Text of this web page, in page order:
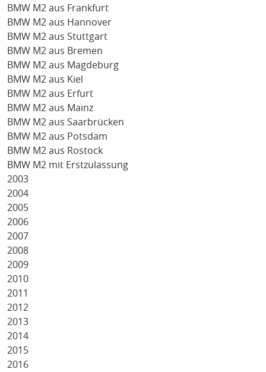
BMW M2 aus Frankfurt
BMW M2 aus Hannover
BMW M2 aus Stuttgart
BMW M2 aus Bremen
BMW M2 aus Magdeburg
BMW M2 aus Kiel
BMW M2 aus Erfurt
BMW M2 aus Mainz
BMW M2 aus Saarbrücken
BMW M2 aus Potsdam
BMW M2 aus Rostock
BMW M2 mit Erstzulassung
2003
2004
2005
2006
2007
2008
2009
2010
2011
2012
2013
2014
2015
2016